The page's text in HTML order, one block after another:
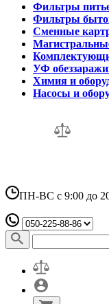
Фильтры
Фильтры
Сменные
УФ
Химия и
Насосы и
ПН-ВС с 9:00 до